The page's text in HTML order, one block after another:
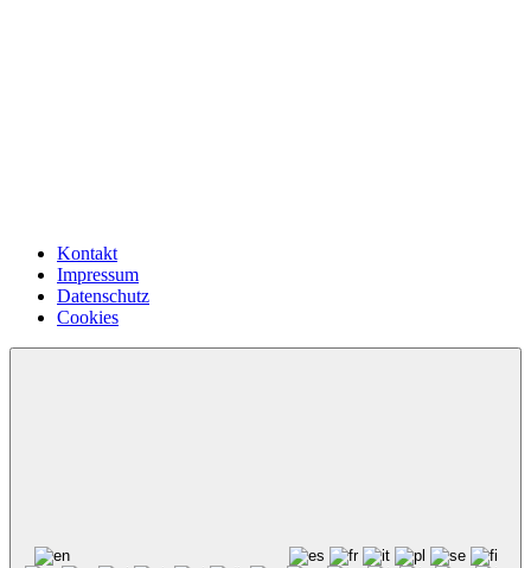
Kontakt
Impressum
Datenschutz
Cookies